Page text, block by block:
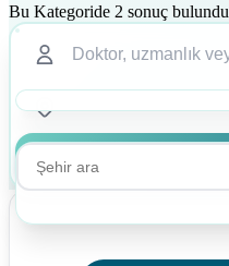
Bu Kategoride 2 sonuç bulundu